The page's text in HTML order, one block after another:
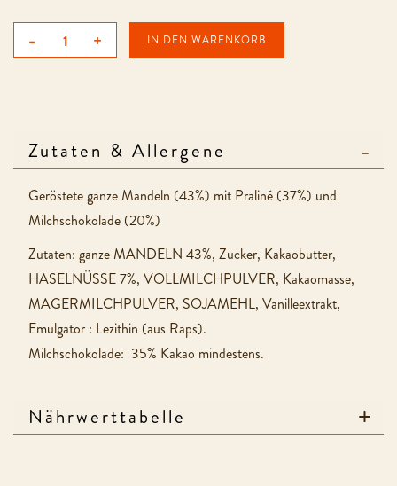
- + IN DEN WARENKORB
Zutaten & Allergene
Geröstete ganze Mandeln (43%) mit Praliné (37%) und
Milchschokolade (20%)
Zutaten: ganze MANDELN 43%, Zucker, Kakaobutter,
HASELNÜSSE 7%, VOLLMILCHPULVER, Kakaomasse,
MAGERMILCHPULVER, SOJAMEHL, Vanilleextrakt,
Emulgator : Lezithin (aus Raps).
Milchschokolade: 35% Kakao mindestens.
Nährwerttabelle